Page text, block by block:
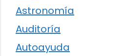
Astronomía
Auditoría
Autoayuda